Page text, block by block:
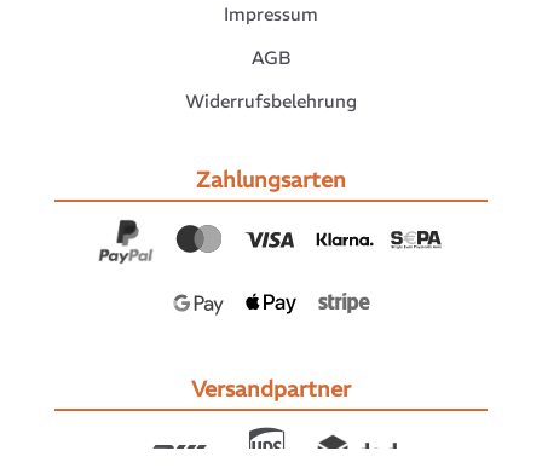
Impressum
AGB
Widerrufsbelehrung
Zahlungsarten
Versandpartner